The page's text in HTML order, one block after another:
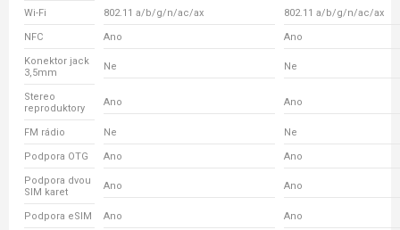
Wi-Fi 802.11 a/b/g/n/ac/ax 802.11 a/b/g/n/ac/ax
NFC Ano Ano
Konektor jack
3,5mm
Ne Ne
Stereo
reproduktory
Ano Ano
FM rádio Ne Ne
Podpora OTG Ano Ano
Podpora dvou
SIM karet
Ano Ano
Podpora eSIM Ano Ano